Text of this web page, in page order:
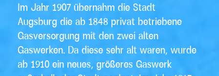
Im Jahr 1907 übernahm die Stadt
Augsburg die ab 1848 privat betriebene
Gasversorgung mit den zwei alten
Gaswerken. Da diese sehr alt waren, wurde
ab 1910 ein neues, größeres Gaswerk